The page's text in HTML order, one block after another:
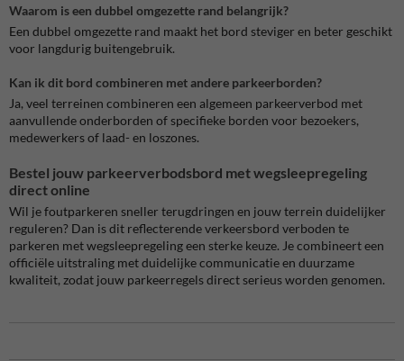
Waarom is een dubbel omgezette rand belangrijk?
Een dubbel omgezette rand maakt het bord steviger en beter geschikt
voor langdurig buitengebruik.
Kan ik dit bord combineren met andere parkeerborden?
Ja, veel terreinen combineren een algemeen parkeerverbod met
aanvullende onderborden of specifieke borden voor bezoekers,
medewerkers of laad- en loszones.
Bestel jouw parkeerverbodsbord met wegsleepregeling
direct online
Wil je foutparkeren sneller terugdringen en jouw terrein duidelijker
reguleren? Dan is dit reflecterende verkeersbord verboden te
parkeren met wegsleepregeling een sterke keuze. Je combineert een
officiële uitstraling met duidelijke communicatie en duurzame
kwaliteit, zodat jouw parkeerregels direct serieus worden genomen.